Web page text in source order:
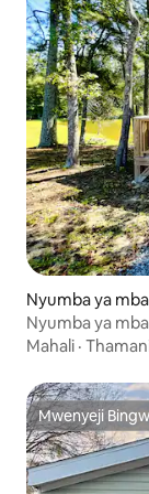
Nyumba ya
Nyumba ya
na mkondo wa
Mahali ·
Mwenyeji
Mwenyeji